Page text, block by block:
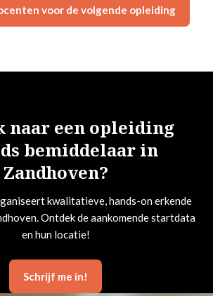
voor de volgende opleiding
naar een opleiding
bemiddelaar in
Zandhoven?
kwalitatieve, hands-on erkende
Ontdek de aankomende startdata
en hun locatie!
Schrijf me in!